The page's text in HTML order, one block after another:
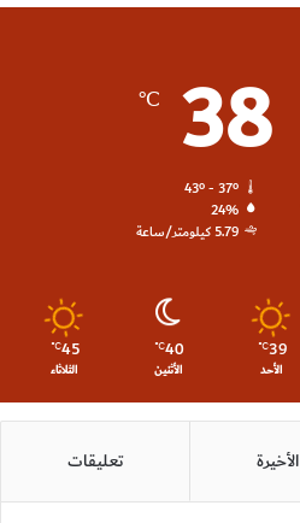
38
℃
43º - 37º
24%
5.79 كيلومتر/ساعة
39
℃
الأحد
40
℃
الأثنين
45
℃
الثلاثاء
الأخيرة تعليقات